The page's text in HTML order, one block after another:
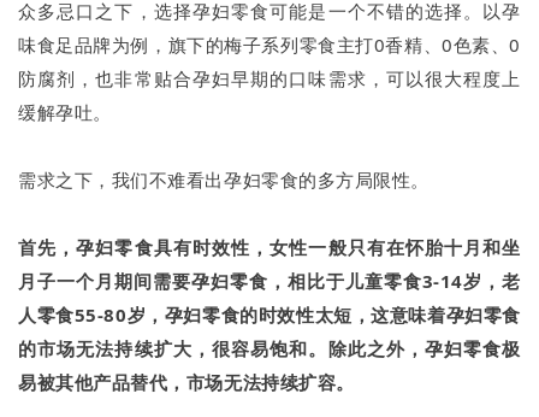
众多忌口之下，选择孕妇零食可能是一个不错的选择。以孕
味食足品牌为例，旗下的梅子系列零食主打0香精、0色素、0
防腐剂，也非常贴合孕妇早期的口味需求，可以很大程度上
缓解孕吐。
需求之下，我们不难看出孕妇零食的多方局限性。
首先，孕妇零食具有时效性，女性一般只有在怀胎十月和坐
月子一个月期间需要孕妇零食，相比于儿童零食3-14岁，老
人零食55-80岁，孕妇零食的时效性太短，这意味着孕妇零食
的市场无法持续扩大，很容易饱和。除此之外，孕妇零食极
易被其他产品替代，市场无法持续扩容。